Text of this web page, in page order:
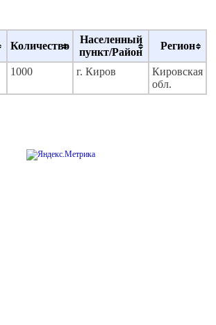
Количество
Населенный
пункт/Район
Регион
1000 г. Киров
Кировская
обл.